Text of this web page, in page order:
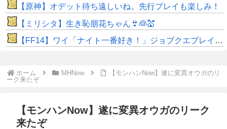
【原神】オデット待ち遠しいね。先行プレイも楽しみ！
【ミリシタ】生き恥朋花ちゃん👙👰💒
【FF14】ワイ「ナイト一番好き！」ジョブクエプレイ後「虚無すぎて泣ける…」←他ジョブなんて◯◯だぜw
ホーム MHNow
【モンハンNow】遂に変異オウガのリ
ーク来たぞ
【モンハンNow】遂に変異オウガのリーク
来たぞ